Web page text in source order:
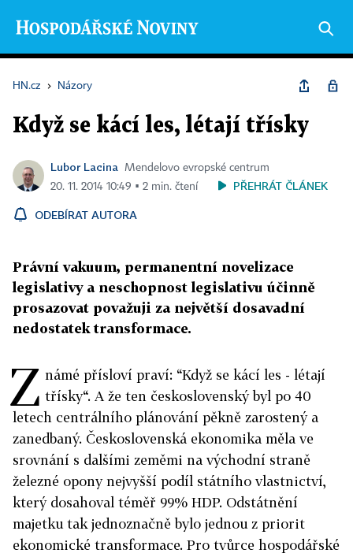
HN.cz › Názory
Když se kácí les, létají třísky
Lubor Lacina
Mendelovo evropské centrum
20. 11. 2014 10:49 ▪ 2 min. čtení
PŘEHRÁT ČLÁNEK
ODEBÍRAT AUTORA
Právní vakuum, permanentní novelizace
legislativy a neschopnost legislativu účinně
prosazovat považuji za největší dosavadní
nedostatek transformace.
Z námé přísloví praví: “Když se kácí les - létají
třísky“. A že ten československý byl po 40
letech centrálního plánování pěkně zarostený a
zanedbaný. Československá ekonomika měla ve
srovnání s dalšími zeměmi na východní straně
železné opony nejvyšší podíl státního vlastnictví,
který dosahoval téměř 99% HDP. Odstátnění
majetku tak jednoznačně bylo jednou z priorit
ekonomické transformace. Pro tvůrce hospodářské